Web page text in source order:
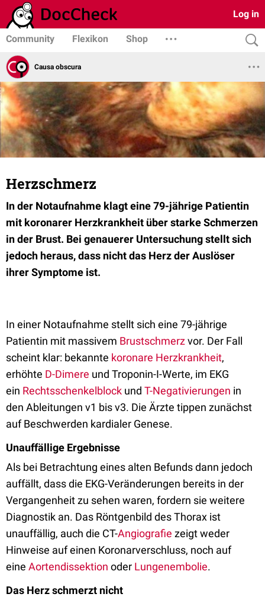
Log in
Community Flexikon Shop
Causa obscura
Herzschmerz
In der Notaufnahme klagt eine 79-jährige Patientin
mit koronarer Herzkrankheit über starke Schmerzen
in der Brust. Bei genauerer Untersuchung stellt sich
jedoch heraus, dass nicht das Herz der Auslöser
ihrer Symptome ist.
In einer Notaufnahme stellt sich eine 79-jährige
Patientin mit massivem Brustschmerzvor. Der Fall
scheint klar: bekannte koronare Herzkrankheit,
erhöhte D-Dimere und Troponin-I-Werte, im EKG
ein Rechtsschenkelblock und T-Negativierungen in
den Ableitungen v1 bis v3. Die Ärzte tippen zunächst
auf Beschwerden kardialer Genese.
Unauffällige Ergebnisse
Als bei Betrachtung eines alten Befunds dann jedoch
auffällt, dass die EKG-Veränderungen bereits in der
Vergangenheit zu sehen waren, fordern sie weitere
Diagnostik an. Das Röntgenbild des Thorax ist
unauffällig, auch die CT-Angiografie zeigt weder
Hinweise auf einen Koronarverschluss, noch auf
eine Aortendissektion oder Lungenembolie.
Das Herz schmerzt nicht